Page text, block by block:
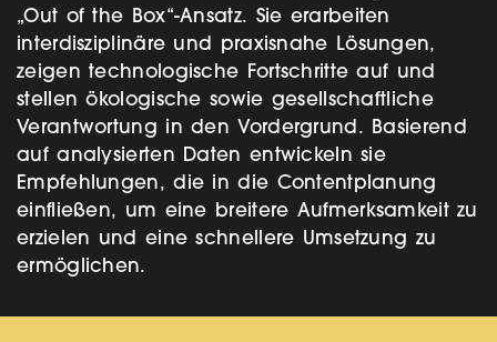
„Out of the Box“-Ansatz. Sie erarbeiten
interdisziplinäre und praxisnahe Lösungen,
zeigen technologische Fortschritte auf und
stellen ökologische sowie gesellschaftliche
Verantwortung in den Vordergrund. Basierend
auf analysierten Daten entwickeln sie
Empfehlungen, die in die Contentplanung
einfließen, um eine breitere Aufmerksamkeit zu
erzielen und eine schnellere Umsetzung zu
ermöglichen.